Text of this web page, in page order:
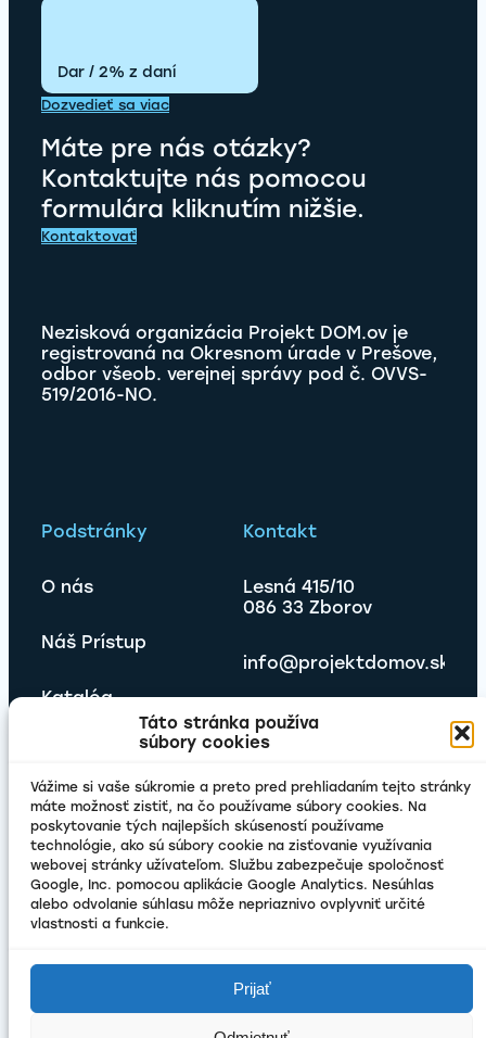
Táto stránka používa
súbory cookies
Vážime si vaše súkromie a preto pred prehliadaním tejto stránky
máte možnosť zistiť, na čo používame súbory cookies. Na
poskytovanie tých najlepších skúseností používame
technológie, ako sú súbory cookie na zisťovanie využívania
webovej stránky užívateľom. Službu zabezpečuje spoločnosť
Google, Inc. pomocou aplikácie Google Analytics. Nesúhlas
alebo odvolanie súhlasu môže nepriaznivo ovplyvniť určité
vlastnosti a funkcie.
Prijať
Dar / 2% z daní
Dozvedieť sa viac
Máte pre nás otázky?
Kontaktujte nás pomocou
formulára kliknutím nižšie.
Kontaktovať
Nezisková organizácia Projekt DOM.ov je
registrovaná na Okresnom úrade v Prešove,
odbor všeob. verejnej správy pod č. OVVS-
519/2016-NO.
Podstránky
O nás
Náš Prístup
Katalóg
Novinky
Kontakt
Kontakt
Lesná 415/10
086 33 Zborov
info@projektdomov.sk
Právne Dokumenty
GDPR